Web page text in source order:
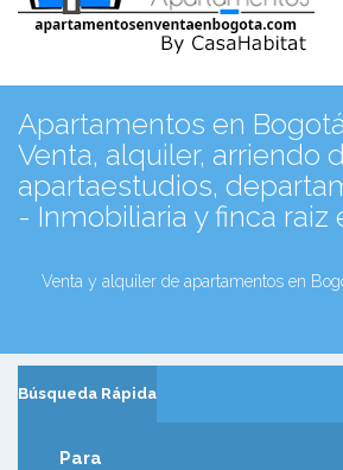
Apartamentos en
Venta, alquiler, arriendo
apartaestudios,
- Inmobiliaria y finca raiz
Venta y alquiler de apartamentos en
Búsqueda Rápida
Para